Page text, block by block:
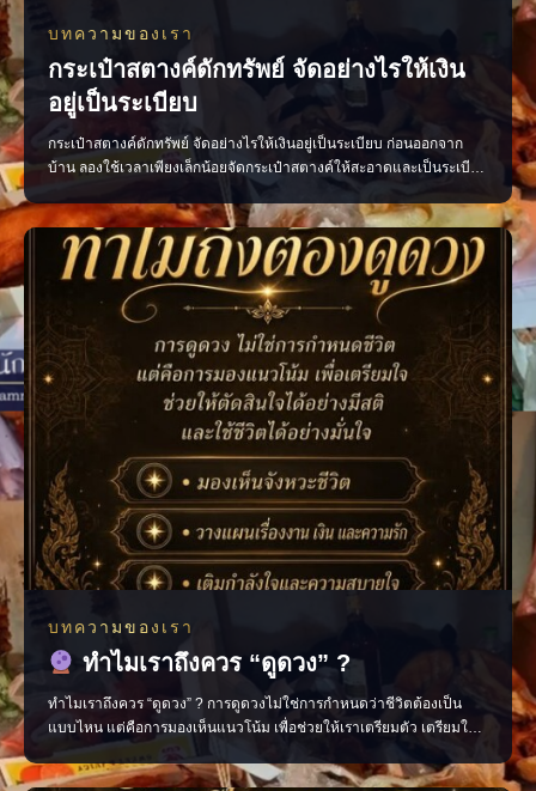
บทความของเรา
กระเป๋าสตางค์ดักทรัพย์ จัดอย่างไรให้เงิน
อยู่เป็นระเบียบ
กระเป๋าสตางค์ดักทรัพย์ จัดอย่างไรให้เงินอยู่เป็นระเบียบ ก่อนออกจาก
บ้าน ลองใช้เวลาเพียงเล็กน้อยจัดกระเป๋าสตางค์ให้สะอาดและเป็นระเบียบ
ตามความเชื่อถือว่าเป็นการเปิดทางรับพลังการเงินที่ดี • เก็บแบงก์ขวัญถุง
แยกไว้ ไม่ควรนำออกมาใช้ • เรียงธนบัตรไปในทิศทางเดียวกัน โดยหัน
หัวแบงก์เข้าด้านใน • นำใบเสร็จ บิลเ
บทความของเรา
ทำไมเราถึงควร “ดูดวง” ?
ทำไมเราถึงควร “ดูดวง” ? การดูดวงไม่ใช่การกำหนดว่าชีวิตต้องเป็น
แบบไหน แต่คือการมองเห็นแนวโน้ม เพื่อช่วยให้เราเตรียมตัว เตรียมใจ
และตัดสินใจได้อย่างมีสติมากขึ้น มองเห็นจังหวะสำคัญของชีวิต วางแผน
เรื่องงาน การเงิน และความรัก เติมกำลังใจในวันที่รู้สึกสับสน ช่วยให้เดิน